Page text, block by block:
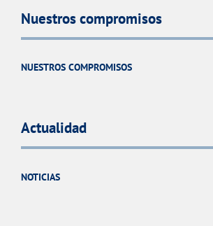
Nuestros compromisos
NUESTROS COMPROMISOS
Actualidad
NOTICIAS